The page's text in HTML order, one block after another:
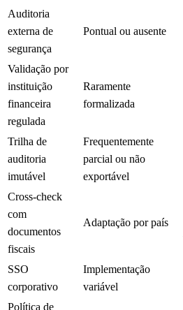
Auditoria
externa de
segurança
Pontual ou ausente
Validação por
instituição
financeira
regulada
Raramente
formalizada
Trilha de
auditoria
imutável
Frequentemente
parcial ou não
exportável
Cross-check
com
documentos
fiscais
Adaptação por país
SSO
corporativo
Implementação
variável
Política de